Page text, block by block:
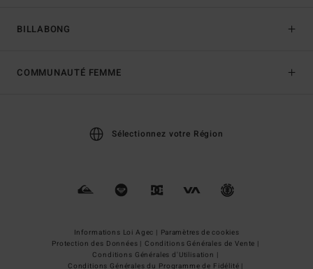
BILLABONG
COMMUNAUTÉ FEMME
Sélectionnez votre Région
Informations Loi Agec | Paramètres de cookies
Protection des Données | Conditions Générales de Vente |
Conditions Générales d'Utilisation |
Conditions Générales du Programme de Fidélité |